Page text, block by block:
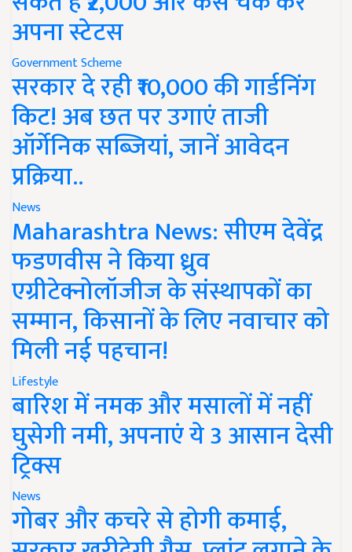
अपना स्टेटस
Government Scheme
सरकार दे रही ₹10,000 की गार्डनिंग
किट! अब छत पर उगाएं ताजी
ऑर्गेनिक सब्जियां, जानें आवेदन
प्रक्रिया..
News
Maharashtra News: सीएम देवेंद्र
फडणवीस ने किया ध्रुव
एग्रीटेक्नोलॉजीज के संस्थापकों का
सम्मान, किसानों के लिए नवाचार को
मिली नई पहचान!
Lifestyle
बारिश में नमक और मसालों में नहीं
घुसेगी नमी, अपनाएं ये 3 आसान देसी
ट्रिक्स
News
गोबर और कचरे से होगी कमाई,